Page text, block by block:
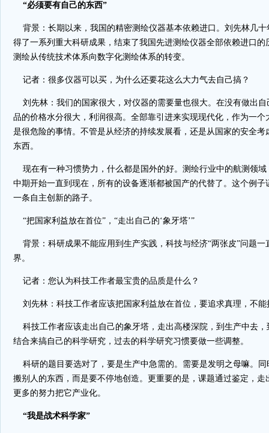
“必须要有自己的东西”
背景：长期以来，我国的精密测绘仪器基本依赖进口。刘先林几十
得了一系列重大科研成果，结束了我国先进测绘仪器全部依赖进口的
测绘从传统技术体系向数字化测绘体系的转变。
记者：很多仪器可以买，为什么还要花这么大力气去自己搞？
刘先林：我们的国家很大，对仪器的需要量也很大。在没有做出自
品的价格水分很大，利润很高。全部靠引进来实现现代化，作为一个
是很危险的事情。不管是从经济的持续发展看，还是从国家的安全考
东西。
现在有一种习惯势力，什么都是国外的好。测绘行业中的航测领域
中期开始一直到现在，所有的设备逐渐都被国产的代替了。这个例子
一条自主创新的路子。
“把国家利益放在首位”，“走出自己的‘象牙塔’”
背景：科研成果不能应用到生产实践，科技与经济“两张皮”问题一
界。
记者：您认为科技工作者最宝贵的品质是什么？
刘先林：科技工作者应该把国家利益放在首位，要追求真理，不能
科技工作者应该走出自己的象牙塔，走出高楼深院，到生产中去，
结合来搞自己的科学研究，过去的科学研究习惯要做一些调整。
科研的题目要选对了，要是生产中急需的。需要是发明之母嘛。同
搬别人的东西，而是要不停地创造。更重要的是，课题通过鉴定，走
更多的努力把它产业化。
“我是战术科学家”